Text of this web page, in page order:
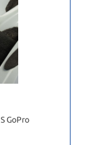
GoPro